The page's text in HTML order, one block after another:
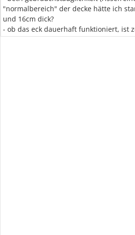
"normalbereich" der decke hätte ich
und 16cm dick?
- ob das eck dauerhaft funktioniert, ist